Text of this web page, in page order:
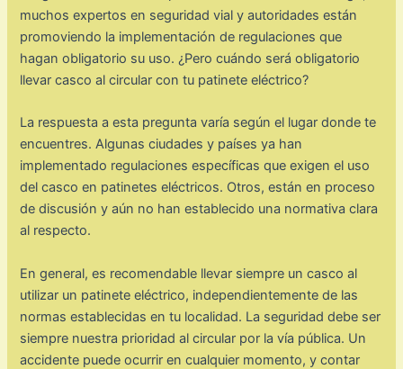
muchos expertos en seguridad vial y autoridades están
promoviendo la implementación de regulaciones que
hagan obligatorio su uso. ¿Pero cuándo será obligatorio
llevar casco al circular con tu patinete eléctrico?
La respuesta a esta pregunta varía según el lugar donde te
encuentres. Algunas ciudades y países ya han
implementado regulaciones específicas que exigen el uso
del casco en patinetes eléctricos. Otros, están en proceso
de discusión y aún no han establecido una normativa clara
al respecto.
En general, es recomendable llevar siempre un casco al
utilizar un patinete eléctrico, independientemente de las
normas establecidas en tu localidad. La seguridad debe ser
siempre nuestra prioridad al circular por la vía pública. Un
accidente puede ocurrir en cualquier momento, y contar